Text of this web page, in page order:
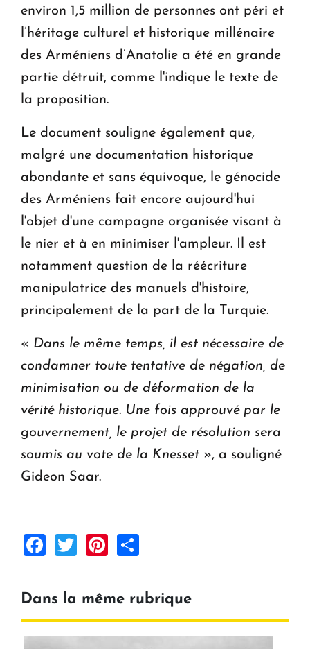
environ 1,5 million de personnes ont péri et
l’héritage culturel et historique millénaire
des Arméniens d’Anatolie a été en grande
partie détruit, comme l'indique le texte de
la proposition.
Le document souligne également que,
malgré une documentation historique
abondante et sans équivoque, le génocide
des Arméniens fait encore aujourd'hui
l'objet d'une campagne organisée visant à
le nier et à en minimiser l'ampleur. Il est
notamment question de la réécriture
manipulatrice des manuels d'histoire,
principalement de la part de la Turquie.
« Dans le même temps, il est nécessaire de
condamner toute tentative de négation, de
minimisation ou de déformation de la
vérité historique. Une fois approuvé par le
gouvernement, le projet de résolution sera
soumis au vote de la Knesset », a souligné
Gideon Saar.
Facebook
TwitterPinterest
Dans la même rubrique